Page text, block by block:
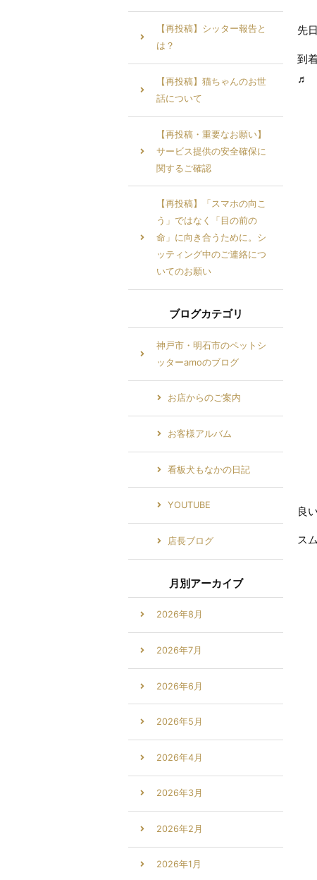
先
到
♬
良
ス
【再投稿】シッター報告と
は？
【再投稿】猫ちゃんのお世
話について
【再投稿・重要なお願い】
サービス提供の安全確保に
関するご確認
【再投稿】「スマホの向こ
う」ではなく「目の前の
命」に向き合うために。シ
ッティング中のご連絡につ
いてのお願い
ブログカテゴリ
神戸市・明石市のペットシ
ッターamoのブログ
お店からのご案内
お客様アルバム
看板犬もなかの日記
YOUTUBE
店長ブログ
月別アーカイブ
2026年8月
2026年7月
2026年6月
2026年5月
2026年4月
2026年3月
2026年2月
2026年1月